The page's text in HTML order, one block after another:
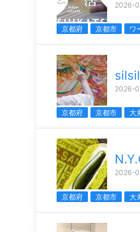
2026-
京都府 京都市 ワ
2026-
京都府 京都市 大
2026-
京都府 京都市 大